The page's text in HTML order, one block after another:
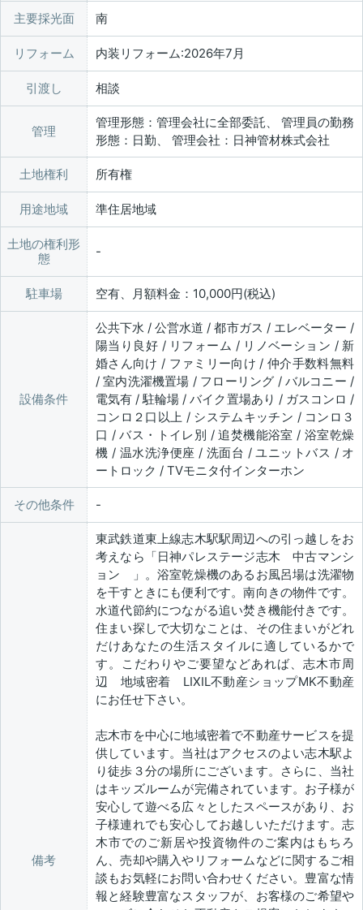
主要採光面 南
リフォーム 内装リフォーム:2026年7月
引渡し 相談
管理
管理形態：管理会社に全部委託、 管理員の勤務
形態：日勤、 管理会社：日神管材株式会社
土地権利 所有権
用途地域 準住居地域
土地の権利形
態
駐車場 空有、月額料金：10,000円(税込)
設備条件
公共下水 / 公営水道 / 都市ガス / エレベーター /
陽当り良好 / リフォーム / リノベーション / 新
婚さん向け / ファミリー向け / 仲介手数料無料
/ 室内洗濯機置場 / フローリング / バルコニー /
電気有 / 駐輪場 / バイク置場あり / ガスコンロ /
コンロ２口以上 / システムキッチン / コンロ３
口 / バス・トイレ別 / 追焚機能浴室 / 浴室乾燥
機 / 温水洗浄便座 / 洗面台 / ユニットバス / オ
ートロック / TVモニタ付インターホン
その他条件
備考
東武鉄道東上線志木駅駅周辺への引っ越しをお
考えなら「日神パレステージ志木 中古マンシ
ョン 」。浴室乾燥機のあるお風呂場は洗濯物
を干すときにも便利です。南向きの物件です。
水道代節約につながる追い焚き機能付きです。
住まい探しで大切なことは、その住まいがどれ
だけあなたの生活スタイルに適しているかで
す。こだわりやご要望などあれば、志木市周
辺 地域密着 LIXIL不動産ショップMK不動産
にお任せ下さい。
志木市を中心に地域密着で不動産サービスを提
供しています。当社はアクセスのよい志木駅よ
り徒歩３分の場所にございます。さらに、当社
はキッズルームが完備されています。お子様が
安心して遊べる広々としたスペースがあり、お
子様連れでも安心してお越しいただけます。志
木市でのご新居や投資物件のご案内はもちろ
ん、売却や購入やリフォームなどに関するご相
談もお気軽にお問い合わせください。豊富な情
報と経験豊富なスタッフが、お客様のご希望や